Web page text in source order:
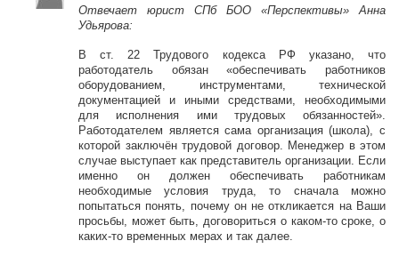
Отвечает юрист СПб БОО «Перспективы» Анна
Удьярова:
В ст. 22 Трудового кодекса РФ указано, что
работодатель обязан «обеспечивать работников
оборудованием, инструментами, технической
документацией и иными средствами, необходимыми
для исполнения ими трудовых обязанностей».
Работодателем является сама организация (школа), с
которой заключён трудовой договор. Менеджер в этом
случае выступает как представитель организации. Если
именно он должен обеспечивать работникам
необходимые условия труда, то сначала можно
попытаться понять, почему он не откликается на Ваши
просьбы, может быть, договориться о каком-то сроке, о
каких-то временных мерах и так далее.